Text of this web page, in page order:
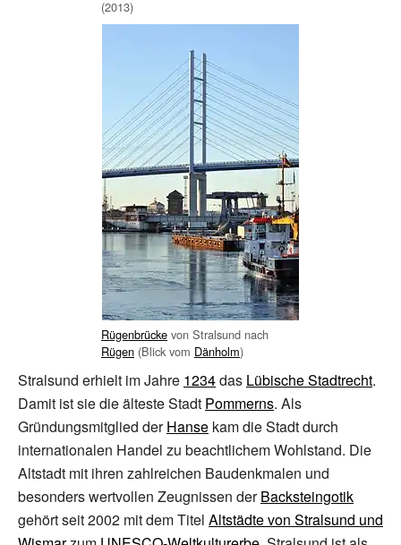
(2013)
Rügenbrücke von Stralsund nach
Rügen (Blick vom Dänholm)
Stralsund erhielt im Jahre 1234das Lübische Stadtrecht.
Damit ist sie die älteste Stadt Pommerns. Als
Gründungsmitglied derHanse kam die Stadt durch
internationalen Handel zu beachtlichem Wohlstand. Die
Altstadt mit ihren zahlreichen Baudenkmalen und
besonders wertvollen Zeugnissen derBacksteingotik
gehört seit 2002 mit dem Titel Altstädte von Stralsund und